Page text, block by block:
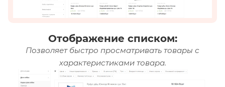
Отображение списком:
Позволяет быстро просматривать товары с
характеристиками товара.